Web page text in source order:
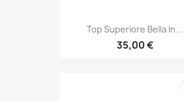
Top Superiore Bella In...
35,00 €